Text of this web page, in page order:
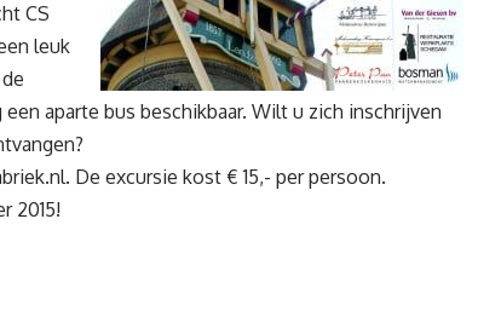
CS
leuk
aparte bus beschikbaar. Wilt u zich inschrijven
. De excursie kost € 15,- per persoon.
2015!